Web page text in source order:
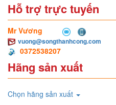
Hỗ trợ trực tuyến
Mr Vương
vuong@songthanhcong.com
0372538207
Hãng sản xuất
Chọn hãng sản xuất